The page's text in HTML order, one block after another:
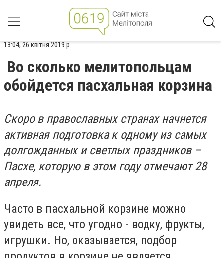
13:04, 26 квітня 2019 р.
Во сколько мелитопольцам
обойдется пасхальная корзина
Скоро в православных странах начнется
активная подготовка к одному из самых
долгожданных и светлых праздников –
Пасхе, которую в этом году отмечают 28
апреля.
Часто в пасхальной корзине можно
увидеть все, что угодно - водку, фрукты,
игрушки. Но, оказывается, подбор